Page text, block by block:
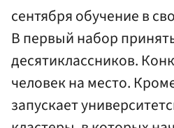
сентября обучение в
В первый набор
десятиклассников.
человек на место.
запускает